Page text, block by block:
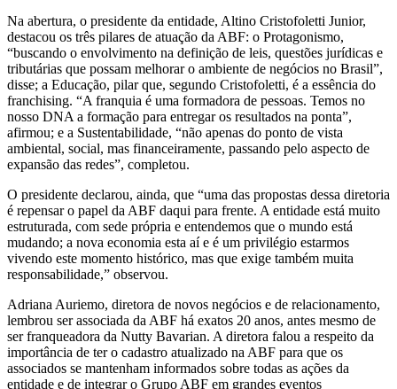
Na abertura, o presidente da entidade, Altino Cristofoletti Junior,
destacou os três pilares de atuação da ABF: o Protagonismo,
“buscando o envolvimento na definição de leis, questões jurídicas e
tributárias que possam melhorar o ambiente de negócios no Brasil”,
disse; a Educação, pilar que, segundo Cristofoletti, é a essência do
franchising. “A franquia é uma formadora de pessoas. Temos no
nosso DNA a formação para entregar os resultados na ponta”,
afirmou; e a Sustentabilidade, “não apenas do ponto de vista
ambiental, social, mas financeiramente, passando pelo aspecto de
expansão das redes”, completou.
O presidente declarou, ainda, que “uma das propostas dessa diretoria
é repensar o papel da ABF daqui para frente. A entidade está muito
estruturada, com sede própria e entendemos que o mundo está
mudando; a nova economia esta aí e é um privilégio estarmos
vivendo este momento histórico, mas que exige também muita
responsabilidade,” observou.
Adriana Auriemo, diretora de novos negócios e de relacionamento,
lembrou ser associada da ABF há exatos 20 anos, antes mesmo de
ser franqueadora da Nutty Bavarian. A diretora falou a respeito da
importância de ter o cadastro atualizado na ABF para que os
associados se mantenham informados sobre todas as ações da
entidade e de integrar o Grupo ABF em grandes eventos